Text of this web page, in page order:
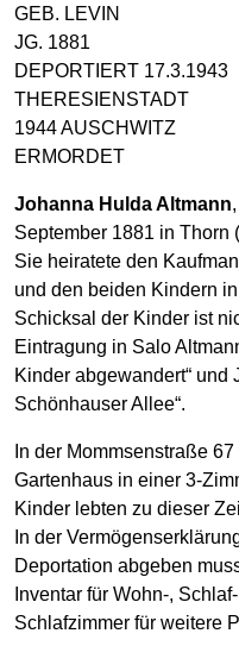
GEB. LEVIN
JG. 1881
DEPORTIERT 17.3.1943
THERESIENSTADT
1944 AUSCHWITZ
ERMORDET
Johanna Hulda Altmann
September 1881 in Thorn
Sie heiratete den
und den beiden Kindern
Schicksal der Kinder ist
Eintragung in Salo
Kinder abgewandert“ und
Schönhauser Allee“.
In der Mommsenstraße
Gartenhaus in einer 3-
Kinder lebten zu dieser
In der
Deportation abgeben
Inventar für Wohn-,
Schlafzimmer für weitere